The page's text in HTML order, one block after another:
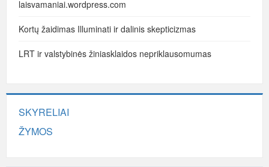
laisvamaniai.wordpress.com
Kortų žaidimas Illuminati ir dalinis skepticizmas
LRT ir valstybinės žiniasklaidos nepriklausomumas
SKYRELIAI
ŽYMOS